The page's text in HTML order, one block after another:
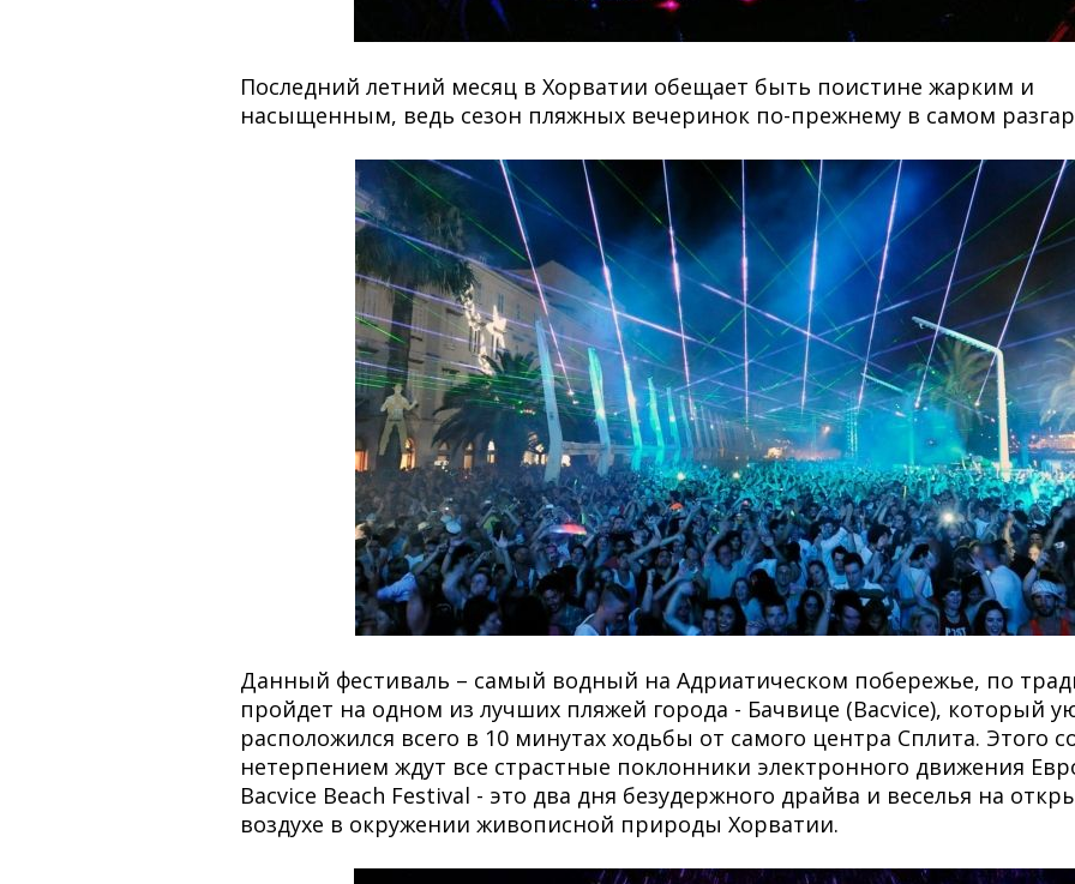
Последний летний месяц в Хорватии обещает быть поистине жарким и
насыщенным, ведь сезон пляжных вечеринок по-прежнему в самом
Данный фестиваль – самый водный на Адриатическом побережье, по
пройдет на одном из лучших пляжей города - Бачвице (Bacvice), который
расположился всего в 10 минутах ходьбы от самого центра Сплита. Этого
нетерпением ждут все страстные поклонники электронного движения
Bacvice Beach Festival - это два дня безудержного драйва и веселья на
воздухе в окружении живописной природы Хорватии.